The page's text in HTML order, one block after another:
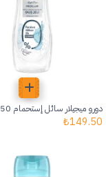
دورو ميجيلار سائل إستحمام 650 مل
149.50
₺